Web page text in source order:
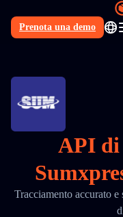
Prenota una demo
IT
API di
Tracciamento accurato